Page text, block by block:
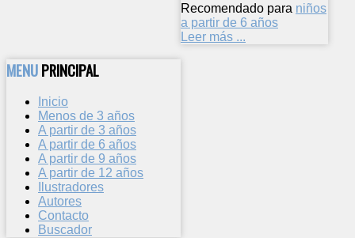
Recomendado para niños
a partir de 6 años
Leer más ...
MENUPRINCIPAL
Inicio
Menos de 3 años
A partir de 3 años
A partir de 6 años
A partir de 9 años
A partir de 12 años
Ilustradores
Autores
Contacto
Buscador